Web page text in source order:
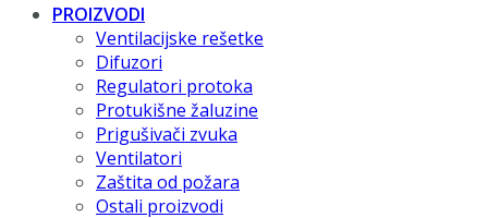
PROIZVODI
Ventilacijske rešetke
Difuzori
Regulatori protoka
Protukišne žaluzine
Prigušivači zvuka
Ventilatori
Zaštita od požara
Ostali proizvodi